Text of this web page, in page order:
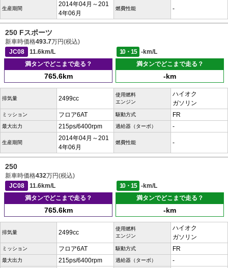
生産期間
2014年04月～201
4年06月
燃費性能 -
250 Fスポーツ
新車時価格493.7万円(税込)
JC08
11.6km/L 10・15
-km/L
満タンでどこまで走る？
765.6km
満タンでどこまで走る？
-km
排気量 2499cc
使用燃料
エンジン
ハイオク
ガソリン
ミッション フロア6AT 駆動方式 FR
最大出力 215ps/6400rpm 過給器（ターボ） -
生産期間
2014年04月～201
4年06月
燃費性能 -
250
新車時価格432万円(税込)
JC08
11.6km/L 10・15
-km/L
満タンでどこまで走る？
765.6km
満タンでどこまで走る？
-km
排気量 2499cc
使用燃料
エンジン
ハイオク
ガソリン
ミッション フロア6AT 駆動方式 FR
最大出力 215ps/6400rpm 過給器（ターボ） -